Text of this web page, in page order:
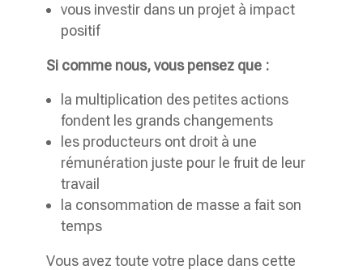
vous investir dans un projet à impact
positif
Si comme nous, vous pensez que :
la multiplication des petites actions
fondent les grands changements
les producteurs ont droit à une
rémunération juste pour le fruit de leur
travail
la consommation de masse a fait son
temps
Vous avez toute votre place dans cette